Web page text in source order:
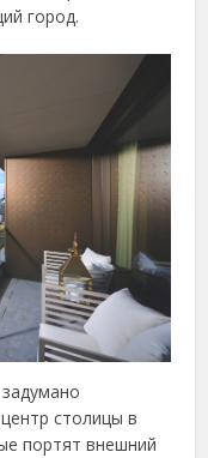
город.
столицы в
портят внешний